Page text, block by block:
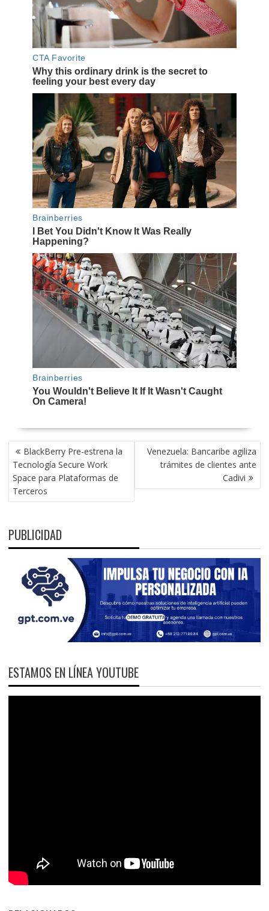
NAVEGACIÓN
DE
ENTRADAS
BlackBerry Pre-estrena la
Tecnología Secure Work
Space para Plataformas de
Terceros
Venezuela: Bancaribe agiliza
trámites de clientes ante
Cadivi
PUBLICIDAD
ESTAMOS EN LÍNEA YOUTUBE